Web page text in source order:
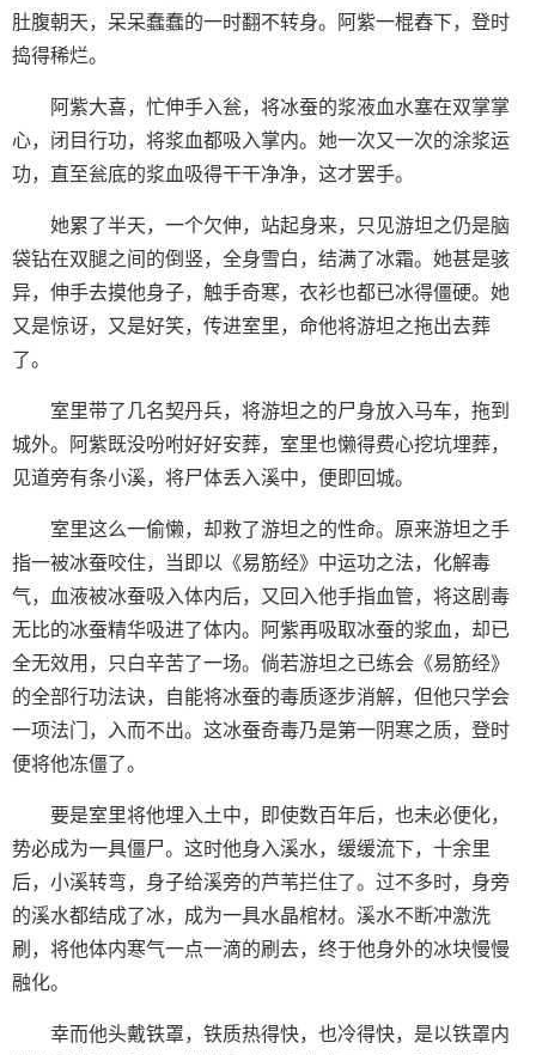
肚腹朝天，呆呆蠢蠢的一时翻不转身。阿紫一棍舂下，登时
捣得稀烂。
阿紫大喜，忙伸手入瓮，将冰蚕的浆液血水塞在双掌掌
心，闭目行功，将浆血都吸入掌内。她一次又一次的涂浆运
功，直至瓮底的浆血吸得干干净净，这才罢手。
她累了半天，一个欠伸，站起身来，只见游坦之仍是脑
袋钻在双腿之间的倒竖，全身雪白，结满了冰霜。她甚是骇
异，伸手去摸他身子，触手奇寒，衣衫也都已冰得僵硬。她
又是惊讶，又是好笑，传进室里，命他将游坦之拖出去葬
了。
室里带了几名契丹兵，将游坦之的尸身放入马车，拖到
城外。阿紫既没吩咐好好安葬，室里也懒得费心挖坑埋葬，
见道旁有条小溪，将尸体丢入溪中，便即回城。
室里这么一偷懒，却救了游坦之的性命。原来游坦之手
指一被冰蚕咬住，当即以《易筋经》中运功之法，化解毒
气，血液被冰蚕吸入体内后，又回入他手指血管，将这剧毒
无比的冰蚕精华吸进了体内。阿紫再吸取冰蚕的浆血，却已
全无效用，只白辛苦了一场。倘若游坦之已练会《易筋经》
的全部行功法诀，自能将冰蚕的毒质逐步消解，但他只学会
一项法门，入而不出。这冰蚕奇毒乃是第一阴寒之质，登时
便将他冻僵了。
要是室里将他埋入土中，即使数百年后，也未必便化，
势必成为一具僵尸。这时他身入溪水，缓缓流下，十余里
后，小溪转弯，身子给溪旁的芦苇拦住了。过不多时，身旁
的溪水都结成了冰，成为一具水晶棺材。溪水不断冲激洗
刷，将他体内寒气一点一滴的刷去，终于他身外的冰块慢慢
融化。
幸而他头戴铁罩，铁质热得快，也冷得快，是以铁罩内